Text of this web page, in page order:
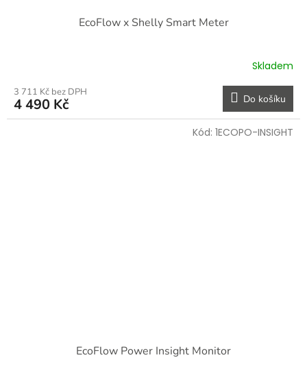
EcoFlow x Shelly Smart Meter
Skladem
3 711 Kč bez DPH
4 490 Kč Do košíku
EcoFlow Power Insight Monitor
Kód: 1ECOPO-INSIGHT